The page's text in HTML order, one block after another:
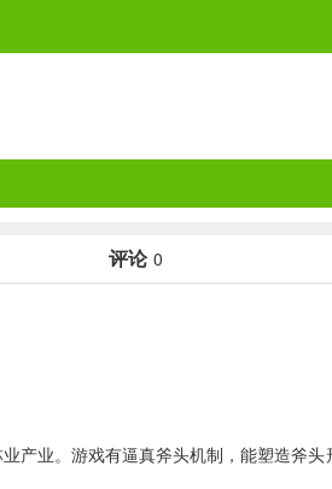
评论 0
产业。游戏有逼真斧头机制，能塑造斧